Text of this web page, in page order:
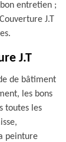
bon entretien ;
J.T
J.T
de bâtiment
les bons
toutes les
peinture